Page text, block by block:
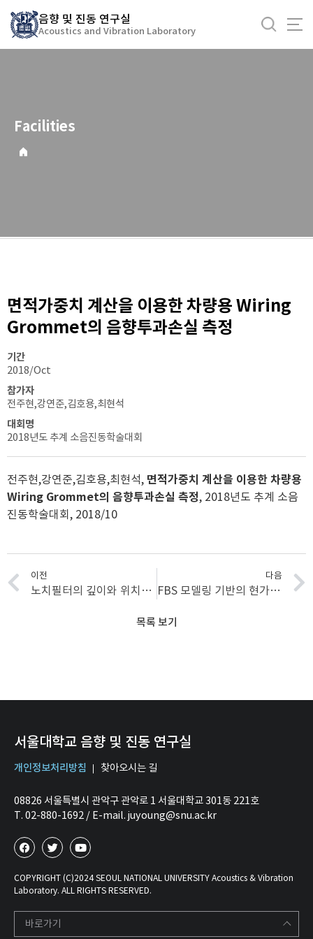
음향 및 진동 연구실
Acoustics and Vibration Laboratory
Facilities
면적가중치 계산을 이용한 차량용 Wiring
Grommet의 음향투과손실 측정
기간
2018/Oct
참가자
전주현,강연준,김호용,최현석
대회명
2018년도 추계 소음진동학술대회
전주현,강연준,김호용,최현석, 면적가중치 계산을 이용한 차량용
Wiring Grommet의 음향투과손실 측정, 2018년도 추계 소음
진동학술대회, 2018/10
이전
노치필터의 깊이와 위치에 따른 정중면 상의 음원 위치추정
다음
FBS 모델링 기반의 현가장치 전달경로 분석법
목록 보기
서울대학교 음향 및 진동 연구실
개인정보처리방침 찾아오시는 길
08826 서울특별시 관악구 관악로 1 서울대학교 301동 221호
T. 02-880-1692 / E-mail. juyoung@snu.ac.kr
COPYRIGHT (C)2024 SEOUL NATIONAL UNIVERSITY Acoustics & Vibration
Laboratory. ALL RIGHTS RESERVED.
바로가기